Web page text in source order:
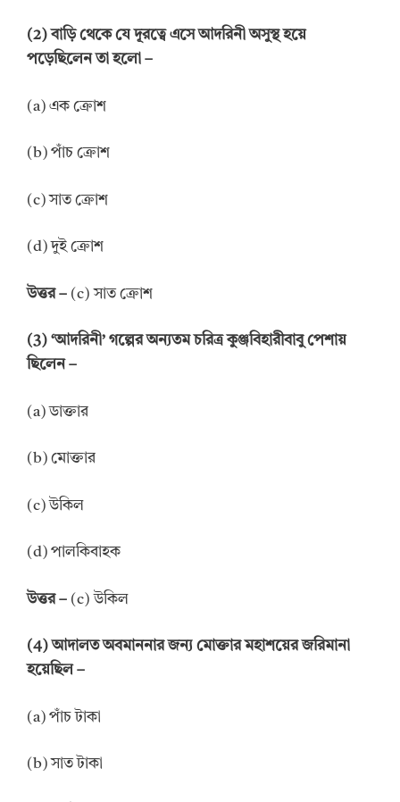
(2) বাড়ি থেকে যে দূরত্বে এসে আদরিনী অসুস্থ হয়ে
পড়েছিলেন তা হলো –
(a) এক ক্রোশ
(b) পাঁচ ক্রোশ
(c) সাত ক্রোশ
(d) দুই ক্রোশ
উত্তর – (c) সাত ক্রোশ
(3) ‘আদরিনী’ গল্পের অন্যতম চরিত্র কুঞ্জবিহারীবাবু পেশায়
ছিলেন –
(a) ডাক্তার
(b) মোক্তার
(c) উকিল
(d) পালকিবাহক
উত্তর – (c) উকিল
(4) আদালত অবমাননার জন্য মোক্তার মহাশয়ের জরিমানা
হয়েছিল –
(a) পাঁচ টাকা
(b) সাত টাকা